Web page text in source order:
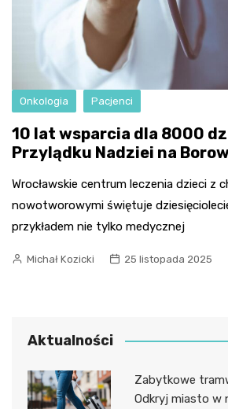
Onkologia Pacjenci
10 lat wsparcia dla 8000
Przylądku Nadziei na
Wrocławskie centrum leczenia dzieci z
nowotworowymi świętuje
przykładem nie tylko medycznej
Michał Kozicki 25 listopada 2025
Aktualności
Zabytkowe
Odkryj miasto w